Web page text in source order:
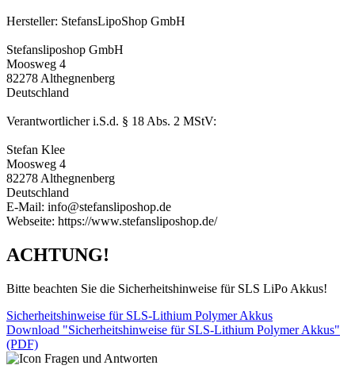
Hersteller: StefansLipoShop GmbH
Stefansliposhop GmbH
Moosweg 4
82278 Althegnenberg
Deutschland
Verantwortlicher i.S.d. § 18 Abs. 2 MStV:
Stefan Klee
Moosweg 4
82278 Althegnenberg
Deutschland
E-Mail: info@stefansliposhop.de
Webseite: https://www.stefansliposhop.de/
ACHTUNG!
Bitte beachten Sie die Sicherheitshinweise für SLS LiPo Akkus!
Sicherheitshinweise für SLS-Lithium Polymer Akkus
Download "Sicherheitshinweise für SLS-Lithium Polymer Akkus"
(PDF)